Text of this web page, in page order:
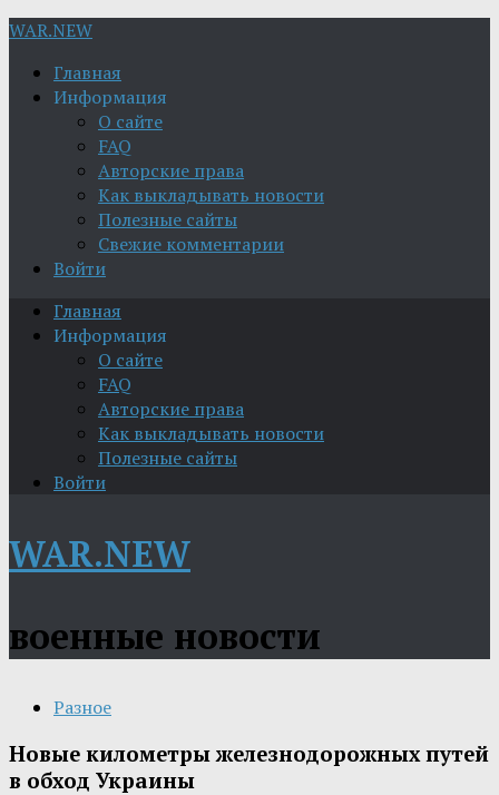
WAR.NEW
Главная
Информация
О сайте
FAQ
Авторские права
Как выкладывать новости
Полезные сайты
Свежие комментарии
Войти
Главная
Информация
О сайте
FAQ
Авторские права
Как выкладывать новости
Полезные сайты
Войти
WAR.NEW
военные новости
Разное
Новые километры железнодорожных путей
в обход Украины